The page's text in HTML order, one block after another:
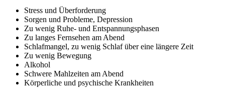
Stress und Überforderung
Sorgen und Probleme, Depression
Zu wenig Ruhe- und Entspannungsphasen
Zu langes Fernsehen am Abend
Schlafmangel, zu wenig Schlaf über eine längere Zeit
Zu wenig Bewegung
Alkohol
Schwere Mahlzeiten am Abend
Körperliche und psychische Krankheiten